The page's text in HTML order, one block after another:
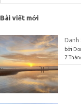
kiếm
cho:
Bài viết mới
Danh
bởi
7